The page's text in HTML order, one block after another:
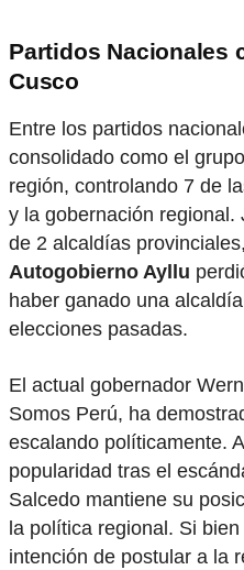
Partidos Nacionales
Cusco
Entre los partidos
consolidado como el
región, controlando 7 de
y la gobernación
de 2 alcaldías
Autogobierno Ayllu
haber ganado una
elecciones pasadas.
El actual gobernador
Somos Perú, ha
escalando políticamente.
popularidad tras el
Salcedo mantiene su
la política regional. Si
intención de postular a la